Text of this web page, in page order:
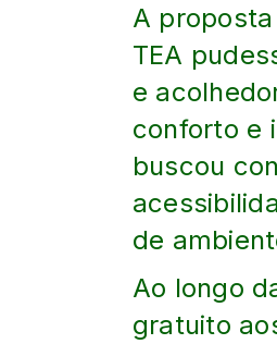
A
TEA
e
conforto e
buscou
de
Ao longo
gratuito